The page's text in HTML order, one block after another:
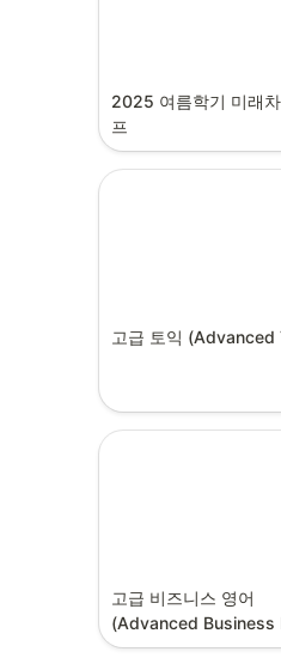
2025 여름학기 미래
프
고급 토익 (Advanced
고급 비즈니스 영어
(Advanced Business